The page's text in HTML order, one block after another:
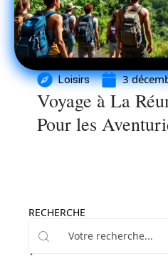
Loisirs 3
Voyage à La
Pour les
RECHERCHE